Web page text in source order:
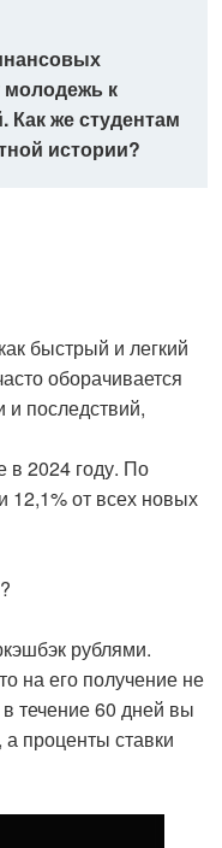
к
Как же студентам
истории?
быстрый и легкий
оборачивается
последствий,
в 2024 году. По
12,1% от всех новых
рублями.
на его получение не
течение 60 дней вы
а проценты ставки